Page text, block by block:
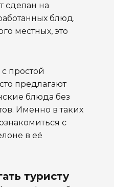
сделан на
блюд.
местных, это
простой
предлагают
блюда без
Именно в таких
с
в её
туристу